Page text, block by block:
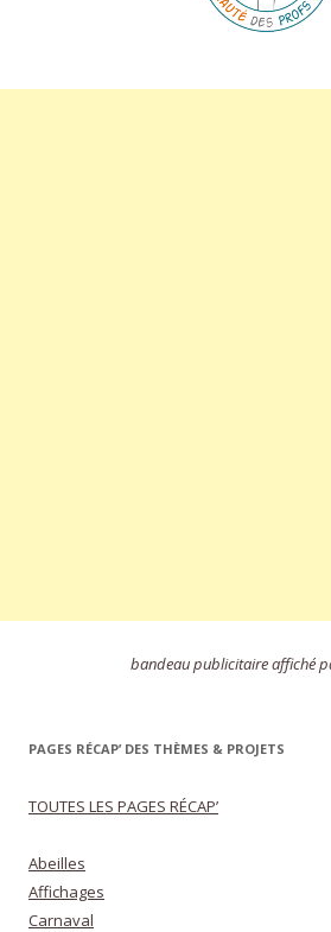
bandeau publicitaire affiché
PAGES RÉCAP’ DES THÈMES & PROJETS
TOUTES LES PAGES RÉCAP’
Abeilles
Affichages
Carnaval